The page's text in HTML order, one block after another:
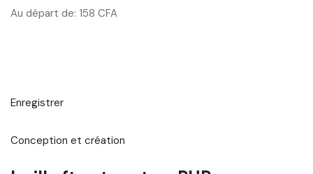
Au départ de: 158 CFA
Enregistrer
Conception et création